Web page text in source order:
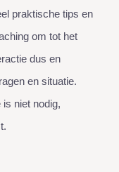
praktische tips en
om tot het
dus en
en situatie.
niet nodig,